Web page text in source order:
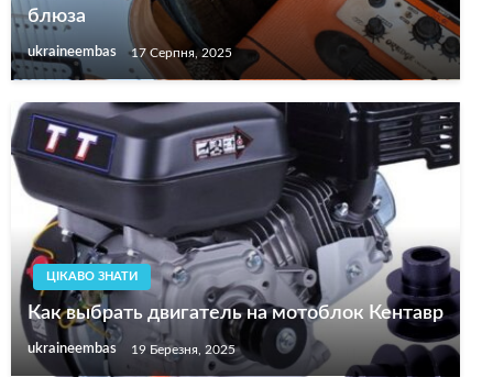
блюза
ukraineembas 17 Серпня, 2025
ЦІКАВО ЗНАТИ
Как выбрать двигатель на мотоблок Кентавр
ukraineembas 19 Березня, 2025